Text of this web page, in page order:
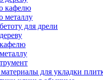
кафелю
металлу
для дрели
для укладки